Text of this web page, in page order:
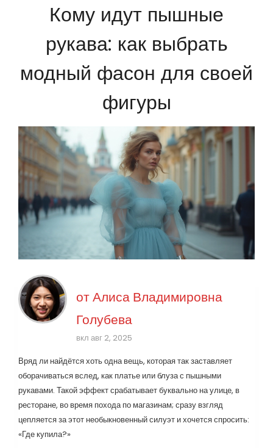
Кому идут пышные
рукава: как выбрать
модный фасон для своей
фигуры
отАлиса Владимировна
Голубева
вкл авг 2, 2025
Вряд ли найдётся хоть одна вещь, которая так заставляет
оборачиваться вслед, как платье или блуза с пышными
рукавами. Такой эффект срабатывает буквально на улице, в
ресторане, во время похода по магазинам; сразу взгляд
цепляется за этот необыкновенный силуэт и хочется спросить:
«Где купила?»